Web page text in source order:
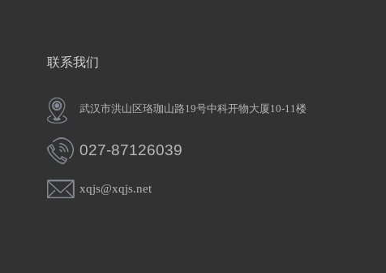
联系我们
武汉市洪山区珞珈山路19号中科开物大厦10-11楼
027-87126039
xqjs@xqjs.net